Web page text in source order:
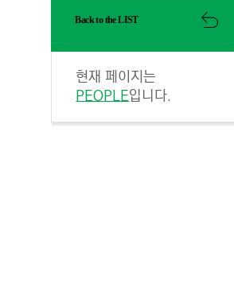
Back to the LIST
현재 페이지는
PEOPLE입니다.